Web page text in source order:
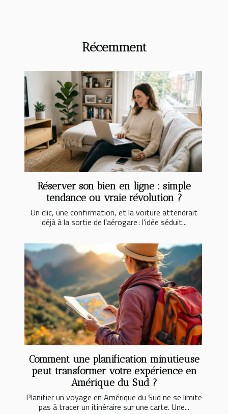
Récemment
Réserver son bien en ligne : simple
tendance ou vraie révolution ?
Un clic, une confirmation, et la voiture attendrait
déjà à la sortie de l’aérogare : l’idée séduit...
Comment une planification minutieuse
peut transformer votre expérience en
Amérique du Sud ?
Planifier un voyage en Amérique du Sud ne se limite
pas à tracer un itinéraire sur une carte. Une...